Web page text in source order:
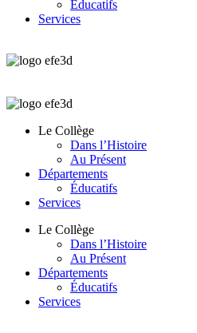
Éducatifs
Services
Le Collège
Dans l’Histoire
Au Présent
Départements
Éducatifs
Services
Le Collège
Dans l’Histoire
Au Présent
Départements
Éducatifs
Services